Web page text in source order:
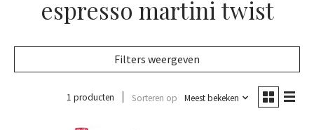
espresso martini twist
Filters weergeven
1 producten Sorteren op Meest bekeken